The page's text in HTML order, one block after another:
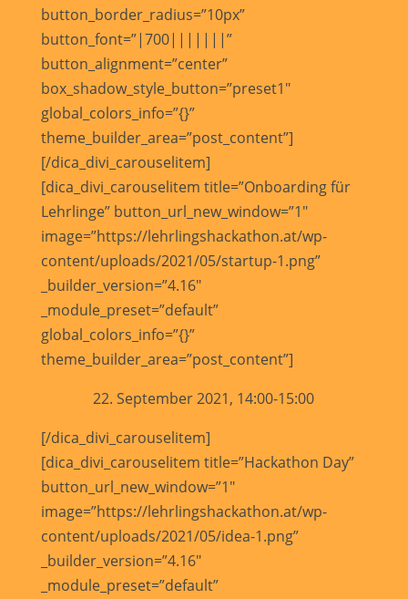
button_border_radius=”10px”
button_font=”|700|||||||”
button_alignment=”center”
box_shadow_style_button=”preset1″
global_colors_info=”{}”
theme_builder_area=”post_content”]
[/dica_divi_carouselitem]
[dica_divi_carouselitem title=”Onboarding für
Lehrlinge” button_url_new_window=”1″
image=”https://lehrlingshackathon.at/wp-
content/uploads/2021/05/startup-1.png”
_builder_version=”4.16″
_module_preset=”default”
global_colors_info=”{}”
theme_builder_area=”post_content”]
22. September 2021, 14:00-15:00
[/dica_divi_carouselitem]
[dica_divi_carouselitem title=”Hackathon Day”
button_url_new_window=”1″
image=”https://lehrlingshackathon.at/wp-
content/uploads/2021/05/idea-1.png”
_builder_version=”4.16″
_module_preset=”default”